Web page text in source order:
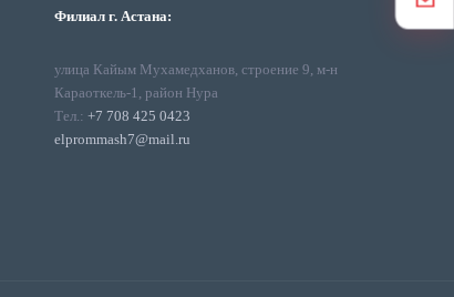
Филиал г. Астана:
улица Кайым Мухамедханов, строение 9, м-н
Караоткель-1, район Нура
Тел.: +7 708 425 0423
elprommash7@mail.ru